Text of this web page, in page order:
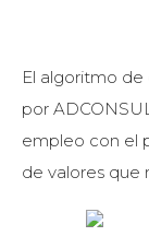
El algoritmo
por
empleo con el
de valores que